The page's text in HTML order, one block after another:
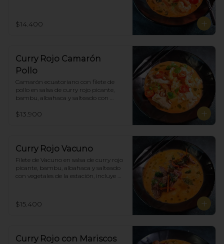
$14.400
Curry Rojo Camarón
Pollo
Camarón ecuatoriano con filete de
pollo en salsa de curry rojo picante,
bambu, albahaca y salteado con
porción de arroz blanco.
$13.900
Curry Rojo Vacuno
Filete de Vacuno en salsa de curry rojo
picante, bambu, albahaca y salteado
con vegetales de la estación, incluye
$15.400
Curry Rojo con Mariscos